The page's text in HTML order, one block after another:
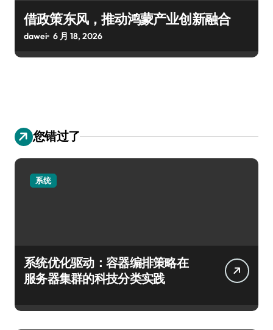
借政策东风，推动鸿蒙产业创新融合
dawei 6 月 18, 2026
您错过了
系统
系统优化驱动：容器编排策略在
服务器集群的科技分类实践